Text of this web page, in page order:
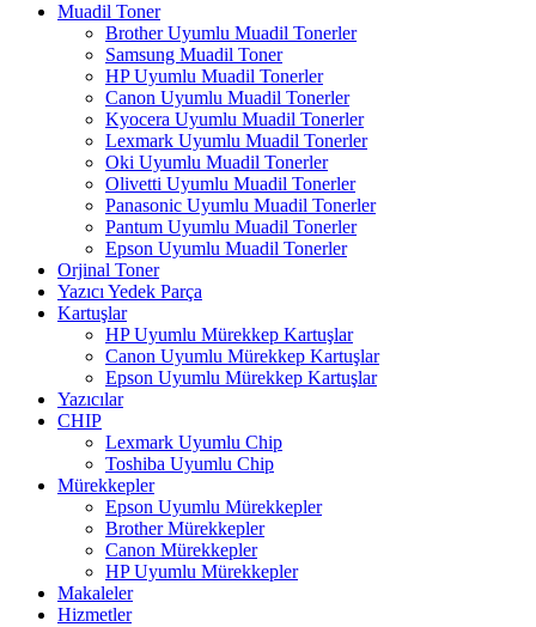
Muadil Toner
Brother Uyumlu Muadil Tonerler
Samsung Muadil Toner
HP Uyumlu Muadil Tonerler
Canon Uyumlu Muadil Tonerler
Kyocera Uyumlu Muadil Tonerler
Lexmark Uyumlu Muadil Tonerler
Oki Uyumlu Muadil Tonerler
Olivetti Uyumlu Muadil Tonerler
Panasonic Uyumlu Muadil Tonerler
Pantum Uyumlu Muadil Tonerler
Epson Uyumlu Muadil Tonerler
Orjinal Toner
Yazıcı Yedek Parça
Kartuşlar
HP Uyumlu Mürekkep Kartuşlar
Canon Uyumlu Mürekkep Kartuşlar
Epson Uyumlu Mürekkep Kartuşlar
Yazıcılar
CHIP
Lexmark Uyumlu Chip
Toshiba Uyumlu Chip
Mürekkepler
Epson Uyumlu Mürekkepler
Brother Mürekkepler
Canon Mürekkepler
HP Uyumlu Mürekkepler
Makaleler
Hizmetler